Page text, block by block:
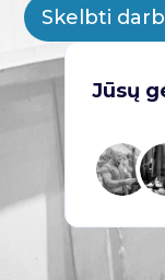
Skelbti
Jūsų